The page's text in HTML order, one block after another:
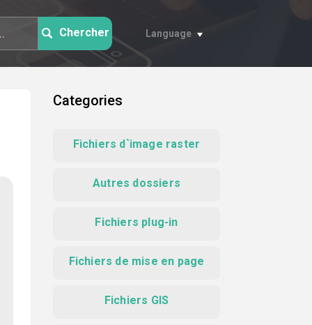
Chercher Language
Categories
Fichiers d`image raster
Autres dossiers
Fichiers plug-in
Fichiers de mise en page
Fichiers GIS